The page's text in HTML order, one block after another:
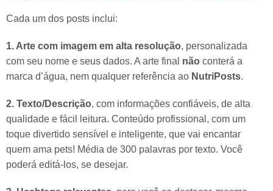
Cada um dos posts inclui:
1. Arte com imagem em alta resolução, personalizada
com seu nome e seus dados. A arte final não conterá a
marca d’água, nem qualquer referência ao NutriPosts.
2. Texto/Descrição, com informações confiáveis, de alta
qualidade e fácil leitura. Conteúdo profissional, com um
toque divertido sensível e inteligente, que vai encantar
quem ama pets! Média de 300 palavras por texto. Você
poderá editá-los, se desejar.